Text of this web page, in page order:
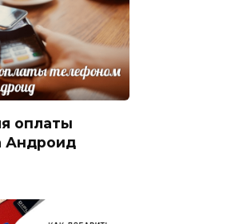
оплаты
Андроид